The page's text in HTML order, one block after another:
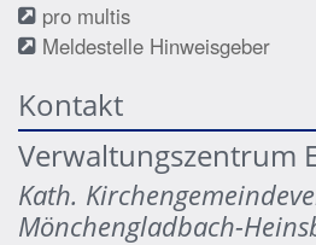
pro multis
Meldestelle Hinweisgeber
Kontakt
Verwaltungszentrum
Kath.
Mönchengladbach-